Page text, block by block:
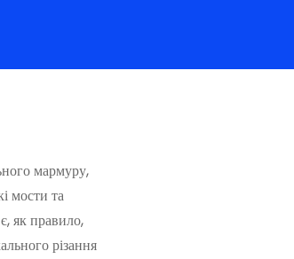
мармуру,
мости та
як правило,
різання